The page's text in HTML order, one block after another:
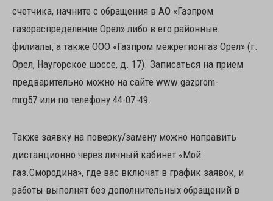
счетчика, начните с обращения в АО «Газпром
газораспределение Орел» либо в его районные
филиалы, а также ООО «Газпром межрегионгаз Орел» (г.
Орел, Наугорское шоссе, д. 17). Записаться на прием
предварительно можно на сайте www.gazprom-
mrg57 или по телефону 44-07-49.
Также заявку на поверку/замену можно направить
дистанционно через личный кабинет «Мой
газ.Смородина», где вас включат в график заявок, и
работы выполнят без дополнительных обращений в